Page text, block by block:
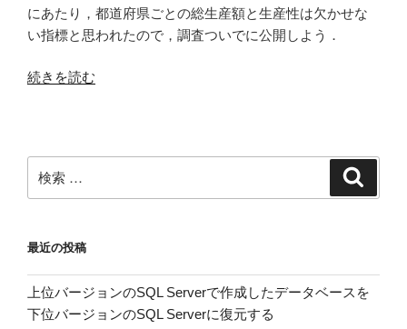
にあたり，都道府県ごとの総生産額と生産性は欠かせな
い指標と思われたので，調査ついでに公開しよう．
“都
別
の
総
生
産
額
続きを読む
索:
最近の投稿
上位バージョンのSQL Serverで作成したデータベースを
下位バージョンのSQL Serverに復元する